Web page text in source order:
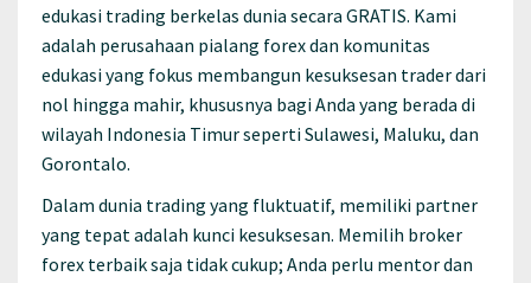
edukasi trading berkelas dunia secara GRATIS. Kami
adalah perusahaan pialang forex dan komunitas
edukasi yang fokus membangun kesuksesan trader dari
nol hingga mahir, khususnya bagi Anda yang berada di
wilayah Indonesia Timur seperti Sulawesi, Maluku, dan
Gorontalo.
Dalam dunia trading yang fluktuatif, memiliki partner
yang tepat adalah kunci kesuksesan. Memilih broker
forex terbaik saja tidak cukup; Anda perlu mentor dan